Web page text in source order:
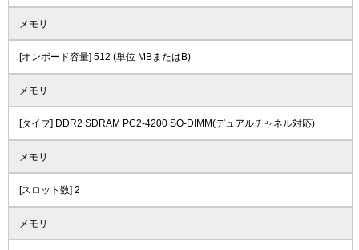
メモリ
[オンボード容量] 512 (単位 MBまたはB)
メモリ
[タイプ] DDR2 SDRAM PC2-4200 SO-DIMM(デュアルチャネル対応)
メモリ
[スロット数] 2
メモリ